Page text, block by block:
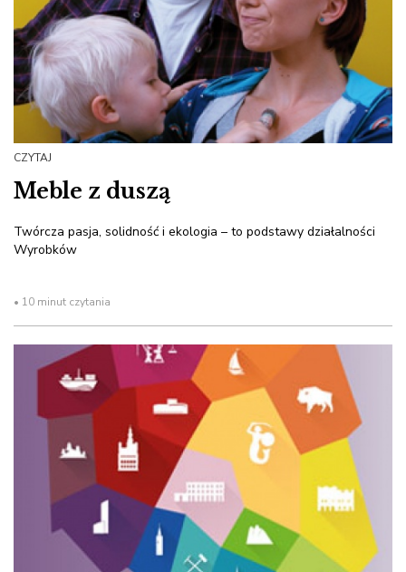
CZYTAJ
Meble z duszą
Twórcza pasja, solidność i ekologia – to podstawy działalności
Wyrobków
• 10 minut czytania